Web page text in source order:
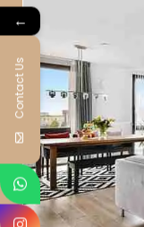
←
Contact Us